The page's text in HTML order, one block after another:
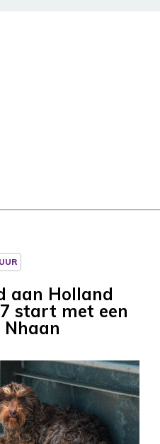
aan Holland
start met een
Nhaan